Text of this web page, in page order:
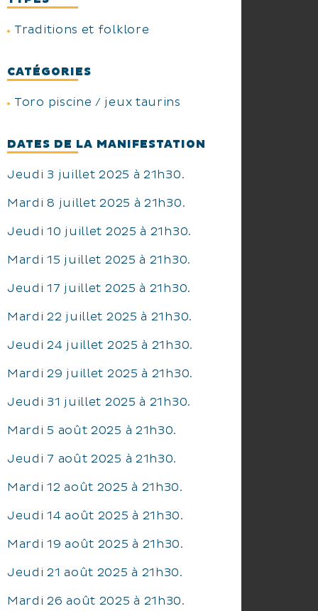
Traditions et folklore
CATÉGORIES
Toro piscine / jeux taurins
DATES DE LA MANIFESTATION
Jeudi 3 juillet 2025 à 21h30.
Mardi 8 juillet 2025 à 21h30.
Jeudi 10 juillet 2025 à 21h30.
Mardi 15 juillet 2025 à 21h30.
Jeudi 17 juillet 2025 à 21h30.
Mardi 22 juillet 2025 à 21h30.
Jeudi 24 juillet 2025 à 21h30.
Mardi 29 juillet 2025 à 21h30.
Jeudi 31 juillet 2025 à 21h30.
Mardi 5 août 2025 à 21h30.
Jeudi 7 août 2025 à 21h30.
Mardi 12 août 2025 à 21h30.
Jeudi 14 août 2025 à 21h30.
Mardi 19 août 2025 à 21h30.
Jeudi 21 août 2025 à 21h30.
Mardi 26 août 2025 à 21h30.